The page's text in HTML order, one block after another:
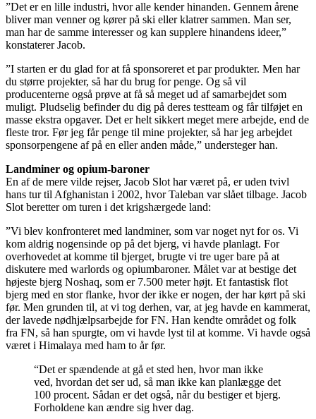
”Det er en lille industri, hvor alle kender hinanden. Gennem årene
bliver man venner og kører på ski eller klatrer sammen. Man ser,
man har de samme interesser og kan supplere hinandens ideer,”
konstaterer Jacob.
”I starten er du glad for at få sponsoreret et par produkter. Men har
du større projekter, så har du brug for penge. Og så vil
producenterne også prøve at få så meget ud af samarbejdet som
muligt. Pludselig befinder du dig på deres testteam og får tilføjet en
masse ekstra opgaver. Det er helt sikkert meget mere arbejde, end de
fleste tror. Før jeg får penge til mine projekter, så har jeg arbejdet
sponsorpengene af på en eller anden måde,” understeger han.
Landminer og opium-baroner
En af de mere vilde rejser, Jacob Slot har været på, er uden tvivl
hans tur til Afghanistan i 2002, hvor Taleban var slået tilbage. Jacob
Slot beretter om turen i det krigshærgede land:
”Vi blev konfronteret med landminer, som var noget nyt for os. Vi
kom aldrig nogensinde op på det bjerg, vi havde planlagt. For
overhovedet at komme til bjerget, brugte vi tre uger bare på at
diskutere med warlords og opiumbaroner. Målet var at bestige det
højeste bjerg Noshaq, som er 7.500 meter højt. Et fantastisk flot
bjerg med en stor flanke, hvor der ikke er nogen, der har kørt på ski
før. Men grunden til, at vi tog derhen, var, at jeg havde en kammerat,
der lavede nødhjælpsarbejde for FN. Han kendte området og folk
fra FN, så han spurgte, om vi havde lyst til at komme. Vi havde også
været i Himalaya med ham to år før.
“Det er spændende at gå et sted hen, hvor man ikke
ved, hvordan det ser ud, så man ikke kan planlægge det
100 procent. Sådan er det også, når du bestiger et bjerg.
Forholdene kan ændre sig hver dag.